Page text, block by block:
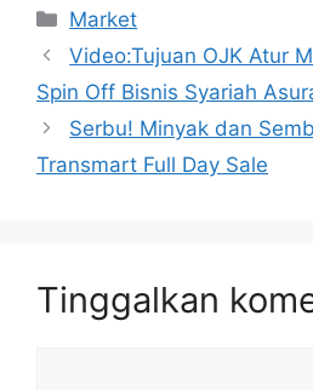
Kategori
Market
Video:Tujuan OJK Atur
Spin Off Bisnis Syariah
Serbu! Minyak dan
Transmart Full Day Sale
Tinggalkan